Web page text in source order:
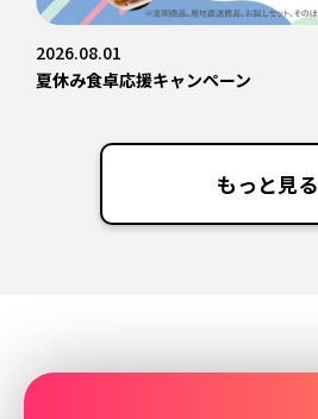
2026.08.01
夏休み食卓応援キャンペーン
もっと見る